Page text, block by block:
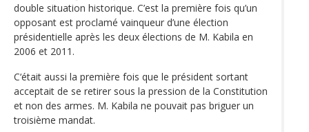
double situation historique. C’est la première fois qu’un
opposant est proclamé vainqueur d’une élection
présidentielle après les deux élections de M. Kabila en
2006 et 2011.
C‘était aussi la première fois que le président sortant
acceptait de se retirer sous la pression de la Constitution
et non des armes. M. Kabila ne pouvait pas briguer un
troisième mandat.